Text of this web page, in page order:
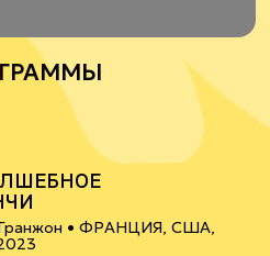
• ФРАНЦИЯ, США,